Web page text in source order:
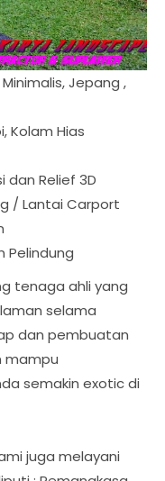
Jepang ,
Kolam Hias
dan Relief 3D
/ Lantai Carport
Pelindung
tenaga ahli yang
selama
dan pembuatan
mampu
semakin exotic di
juga melayani